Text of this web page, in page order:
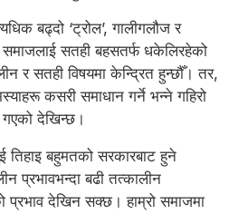
बढ्दो ‘ट्रोल’, गालीगलौज र
समाजलाई सतही बहसतर्फ धकेलिरहेको
र सतही विषयमा केन्द्रित हुन्छौँ। तर,
कसरी समाधान गर्ने भन्ने गहिरो
देखिन्छ।
तिहाइ बहुमतको सरकारबाट हुने
प्रभावभन्दा बढी तत्कालीन
प्रभाव देखिन सक्छ। हाम्रो समाजमा